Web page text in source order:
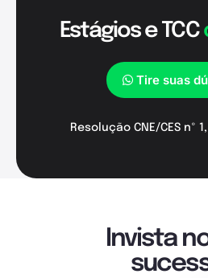
Estágios e TCC
Tire suas
Resolução CNE/CES nº
Invista